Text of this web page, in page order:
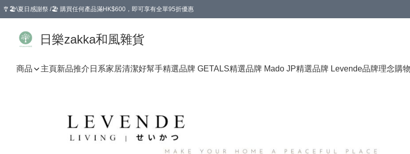
🎐🏖️\夏日感謝祭 /🏖️ 購買任何產品滿HK$600，即可享有全單95折優惠
日樂zakka和風雜貨
商品 主頁新品推介 日系家居清潔好幫手精選品牌 GETALS精選品牌 Mado JP精選品牌 Levende品牌理念購